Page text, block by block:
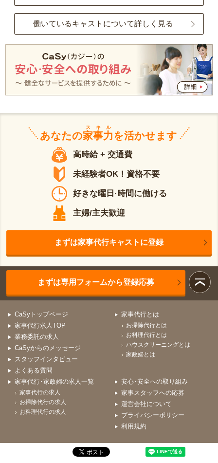
働いているキャストについて詳しく見る
あなたの家事力
スキル
を活かせます
高時給 + 交通費
未経験者OK！資格不要
好きな曜日·時間に働ける
主婦/主夫歓迎
まずは家事代行キャストに登録
まずは専用フォームから登録応募
CaSyトップページ
家事代行求人TOP
業務委託の求人
CaSyからのメッセージ
スタッフインタビュー
よくある質問
家事代行とは
お掃除代行とは
お料理代行とは
ハウスクリーニングとは
家政婦とは
家事代行･家政婦の求人一覧
家事代行の求人
お掃除代行の求人
お料理代行の求人
安心･安全への取り組み
家事スタッフへの応募
運営会社について
プライバシーポリシー
利用規約